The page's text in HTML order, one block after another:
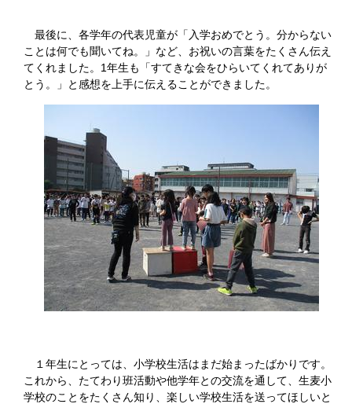
最後に、各学年の代表児童が「入学おめでとう。分からない
ことは何でも聞いてね。」など、お祝いの言葉をたくさん伝え
てくれました。1年生も「すてきな会をひらいてくれてありが
とう。」と感想を上手に伝えることができました。
１年生にとっては、小学校生活はまだ始まったばかりです。
これから、たてわり班活動や他学年との交流を通して、生麦小
学校のことをたくさん知り、楽しい学校生活を送ってほしいと